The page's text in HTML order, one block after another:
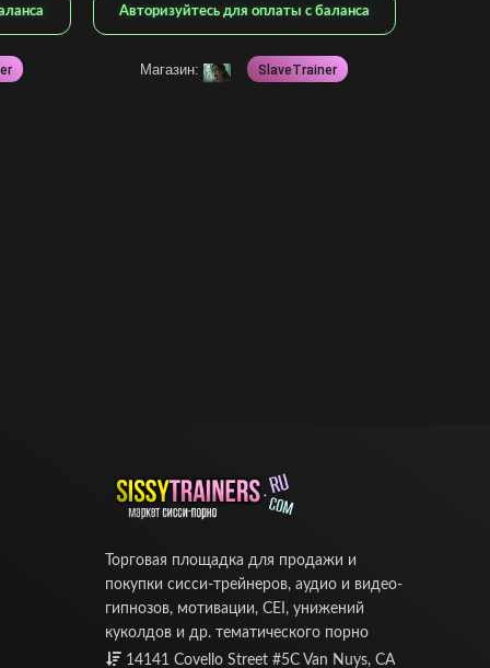
Авторизуйтесь для оплаты с баланса
Магазин: SlaveTrainer
Торговая площадка для продажи и
покупки сисси-трейнеров, аудио и видео-
гипнозов, мотивации, CEI, унижений
куколдов и др. тематического порно
14141 Covello Street #5C Van Nuys, CA